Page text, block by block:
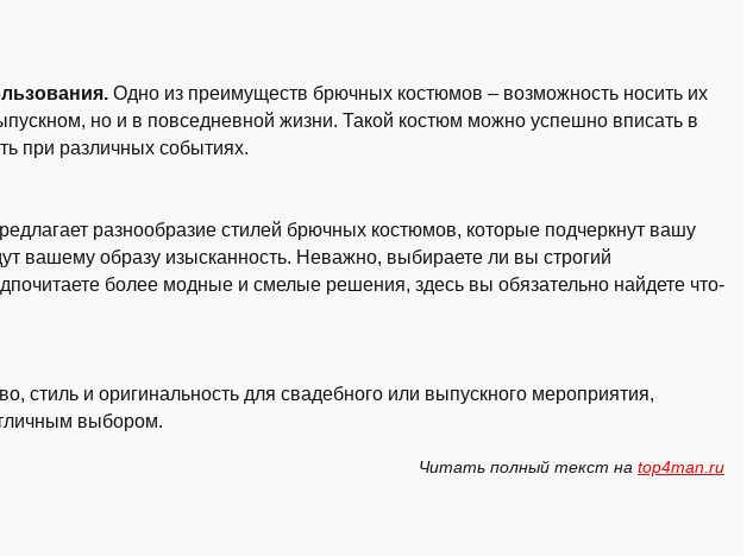
Одно из преимуществ брючных костюмов – возможность носить их
но и в повседневной жизни. Такой костюм можно успешно вписать в
при различных событиях.
разнообразие стилей брючных костюмов, которые подчеркнут вашу
вашему образу изысканность. Неважно, выбираете ли вы строгий
более модные и смелые решения, здесь вы обязательно найдете что-
стиль и оригинальность для свадебного или выпускного мероприятия,
выбором.
Читать полный текст на top4man.ru